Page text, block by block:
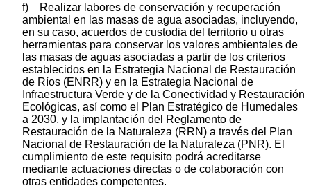
f) Realizar labores de conservación y recuperación
ambiental en las masas de agua asociadas, incluyendo,
en su caso, acuerdos de custodia del territorio u otras
herramientas para conservar los valores ambientales de
las masas de aguas asociadas a partir de los criterios
establecidos en la Estrategia Nacional de Restauración
de Ríos (ENRR) y en la Estrategia Nacional de
Infraestructura Verde y de la Conectividad y Restauración
Ecológicas, así como el Plan Estratégico de Humedales
a 2030, y la implantación del Reglamento de
Restauración de la Naturaleza (RRN) a través del Plan
Nacional de Restauración de la Naturaleza (PNR). El
cumplimiento de este requisito podrá acreditarse
mediante actuaciones directas o de colaboración con
otras entidades competentes.